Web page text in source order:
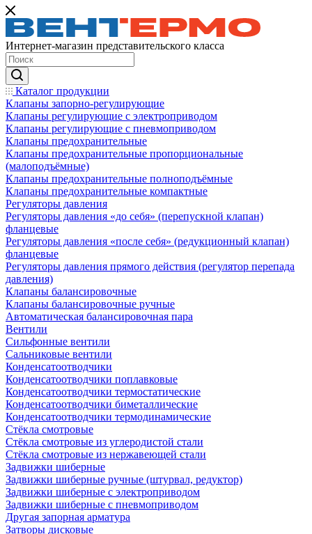
Интернет-магазин представительского класса
Каталог продукции
Клапаны запорно-регулирующие
Клапаны регулирующие с электроприводом
Клапаны регулирующие с пневмоприводом
Клапаны предохранительные
Клапаны предохранительные пропорциональные
(малоподъёмные)
Клапаны предохранительные полноподъёмные
Клапаны предохранительные компактные
Регуляторы давления
Регуляторы давления «до себя» (перепускной клапан)
фланцевые
Регуляторы давления «после себя» (редукционный клапан)
фланцевые
Регуляторы давления прямого действия (регулятор перепада
давления)
Клапаны балансировочные
Клапаны балансировочные ручные
Автоматическая балансировочная пара
Вентили
Сильфонные вентили
Сальниковые вентили
Конденсатоотводчики
Конденсатоотводчики поплавковые
Конденсатоотводчики термостатические
Конденсатоотводчики биметаллические
Конденсатоотводчики термодинамические
Стёкла смотровые
Стёкла смотровые из углеродистой стали
Стёкла смотровые из нержавеющей стали
Задвижки шиберные
Задвижки шиберные ручные (штурвал, редуктор)
Задвижки шиберные с электроприводом
Задвижки шиберные с пневмоприводом
Другая запорная арматура
Затворы дисковые